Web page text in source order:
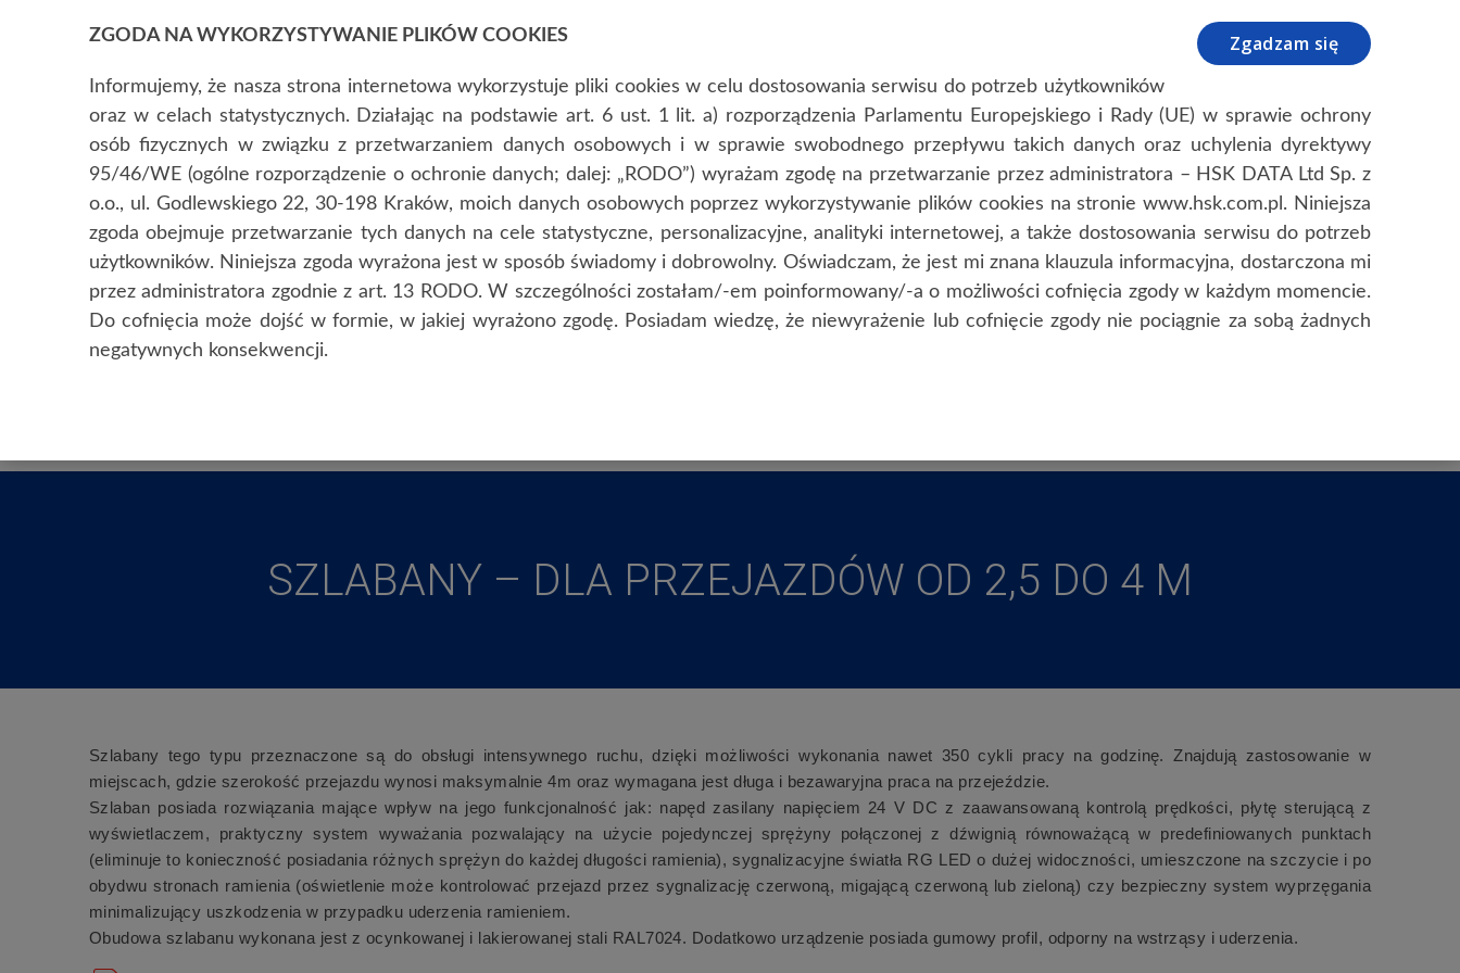
SYSTEMY RCP KD URZĄDZENIA PRODUKTY OPROGRAMOWANIE LOCKDATA
+48 12 638 75 57 info@hsk.com.pl
SZLABANY – DLA PRZEJAZDÓW OD 2,5 DO 4 M
Szlabany tego typu przeznaczone są do obsługi intensywnego ruchu, dzięki możliwości wykonania nawet 350 cykli pracy na godzinę. Znajdują zastosowanie w
miejscach, gdzie szerokość przejazdu wynosi maksymalnie 4m oraz wymagana jest długa i bezawaryjna praca na przejeździe.
Szlaban posiada rozwiązania mające wpływ na jego funkcjonalność jak: napęd zasilany napięciem 24 V DC z zaawansowaną kontrolą prędkości, płytę sterującą z
wyświetlaczem, praktyczny system wyważania pozwalający na użycie pojedynczej sprężyny połączonej z dźwignią równoważącą w predefiniowanych punktach
(eliminuje to konieczność posiadania różnych sprężyn do każdej długości ramienia), sygnalizacyjne światła RG LED o dużej widoczności, umieszczone na szczycie i po
obydwu stronach ramienia (oświetlenie może kontrolować przejazd przez sygnalizację czerwoną, migającą czerwoną lub zieloną) czy bezpieczny system wyprzęgania
minimalizujący uszkodzenia w przypadku uderzenia ramieniem.
Obudowa szlabanu wykonana jest z ocynkowanej i lakierowanej stali RAL7024. Dodatkowo urządzenie posiada gumowy profil, odporny na wstrząsy i uderzenia.
Zgadzam się
ZGODA NA WYKORZYSTYWANIE PLIKÓW COOKIES
Informujemy, że nasza strona internetowa wykorzystuje pliki cookies w celu dostosowania serwisu do potrzeb użytkowników
oraz w celach statystycznych. Działając na podstawie art. 6 ust. 1 lit. a) rozporządzenia Parlamentu Europejskiego i Rady (UE) w sprawie ochrony
osób fizycznych w związku z przetwarzaniem danych osobowych i w sprawie swobodnego przepływu takich danych oraz uchylenia dyrektywy
95/46/WE (ogólne rozporządzenie o ochronie danych; dalej: „RODO”) wyrażam zgodę na przetwarzanie przez administratora – HSK DATA Ltd Sp. z
o.o., ul. Godlewskiego 22, 30-198 Kraków, moich danych osobowych poprzez wykorzystywanie plików cookies na stronie www.hsk.com.pl. Niniejsza
zgoda obejmuje przetwarzanie tych danych na cele statystyczne, personalizacyjne, analityki internetowej, a także dostosowania serwisu do potrzeb
użytkowników. Niniejsza zgoda wyrażona jest w sposób świadomy i dobrowolny. Oświadczam, że jest mi znana klauzula informacyjna, dostarczona mi
przez administratora zgodnie z art. 13 RODO. W szczególności zostałam/-em poinformowany/-a o możliwości cofnięcia zgody w każdym momencie.
Do cofnięcia może dojść w formie, w jakiej wyrażono zgodę. Posiadam wiedzę, że niewyrażenie lub cofnięcie zgody nie pociągnie za sobą żadnych
negatywnych konsekwencji.